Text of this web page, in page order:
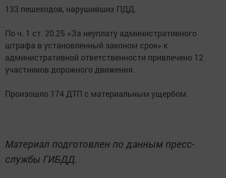
133 пешеходов, нарушивших ПДД.
По ч. 1 ст. 20.25 «За неуплату административного
штрафа в установленный законом срок» к
административной ответственности привлечено 12
участников дорожного движения.
Произошло 174 ДТП с материальным ущербом.
Материал подготовлен по данным пресс-
службы ГИБДД.